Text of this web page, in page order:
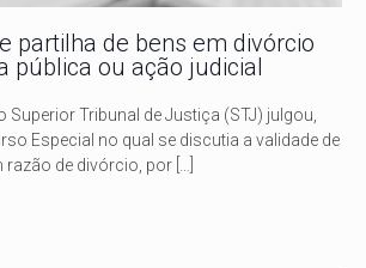
partilha de bens em divórcio
pública ou ação judicial
Superior Tribunal de Justiça (STJ) julgou,
Especial no qual se discutia a validade de
razão de divórcio, por […]